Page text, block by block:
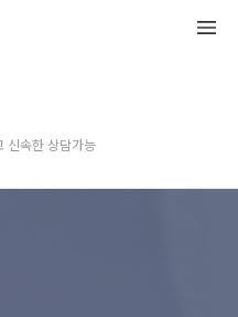
신속한 상담가능